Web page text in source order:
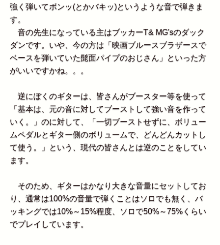
強く弾いてボンッ(とかバキッ)というような音で弾きま
す。
音の先生になっている主はブッカーT& MG'sのダック
ダンです。いや、今の方は「映画ブルースブラザースで
ベースを弾いていた髭面パイプのおじさん」といった方
がいいですかね。。。
逆にぼくのギターは、皆さんがブースター等を使って
「基本は、元の音に対してブーストして強い音を作って
いく。」のに対して、「一切ブーストせずに、ボリュー
ムペダルとギター側のボリュームで、どんどんカットし
て使う。」という、現代の皆さんとは逆のことをしてい
ます。
そのため、ギターはかなり大きな音量にセットしてお
り、通常は100%の音量で弾くことはソロでも無く、バ
ッキングでは10%～15%程度、ソロで50%～75%くらい
でプレイしています。